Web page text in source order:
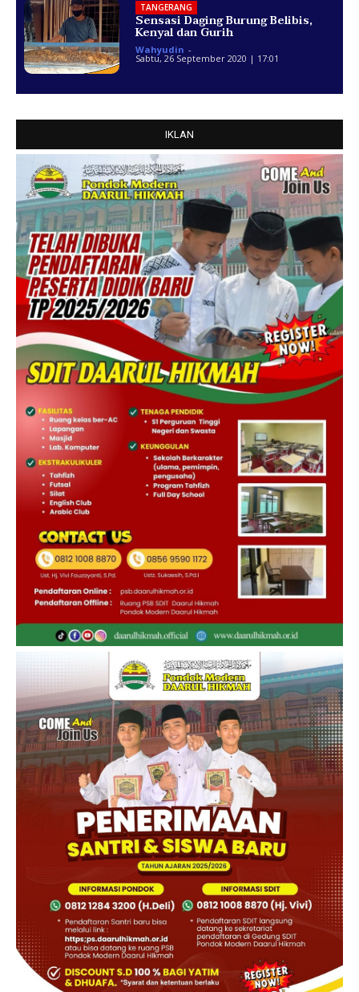
TANGERANG
Sensasi Daging Burung Belibis,
Kenyal dan Gurih
Wahyudin -
Sabtu, 26 September 2020 | 17:01
IKLAN